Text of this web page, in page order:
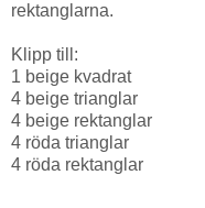
rektanglarna.
Klipp till:
1 beige kvadrat
4 beige trianglar
4 beige rektanglar
4 röda trianglar
4 röda rektanglar